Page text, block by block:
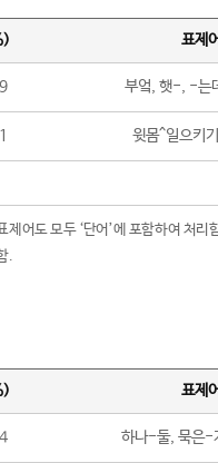
표제
부엌, 햇-, -는
윗몸^일으키
어도 모두 ‘단어’에 포함하여 처리
.
표제
하나-둘, 묵은-